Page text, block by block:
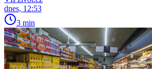
dnes, 12:53
3 min